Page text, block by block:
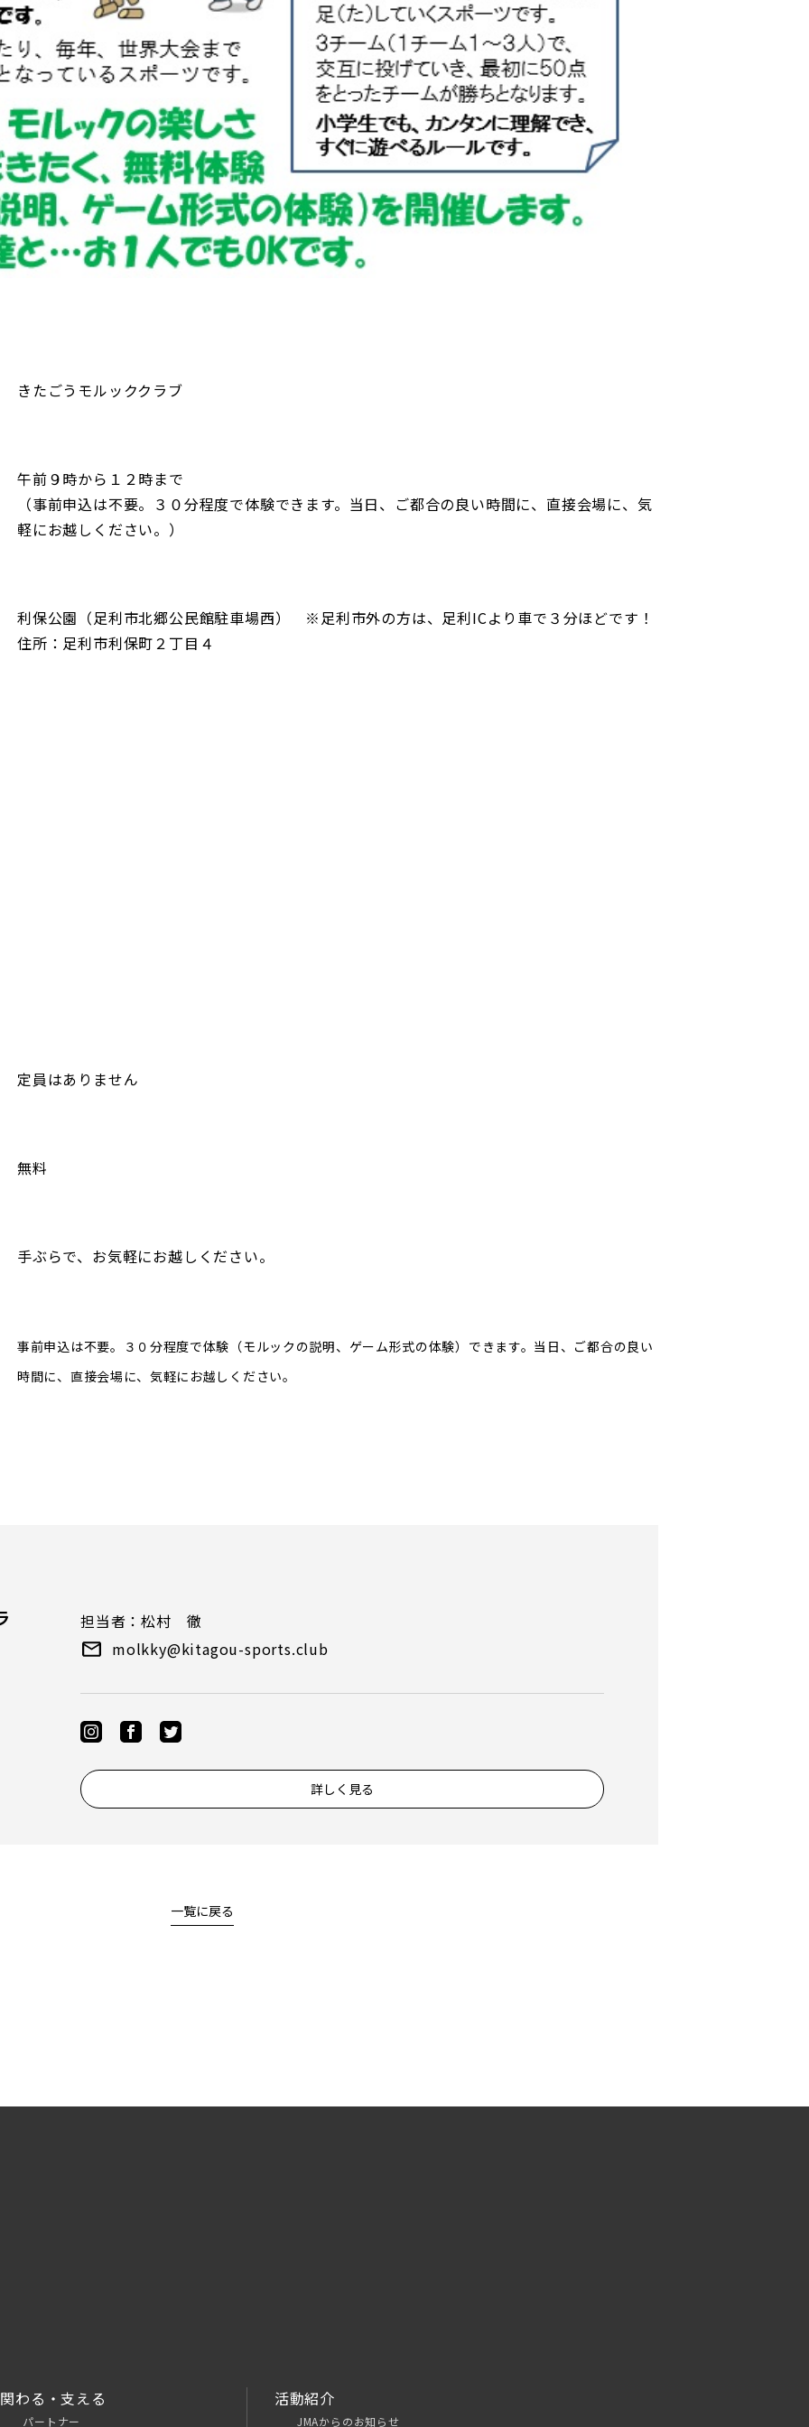
きたごうモルッククラブ
午前９時から１２時まで
（事前申込は不要。３０分程度で体験できます。当日、ご都合の良い時間に、直接会場に、気
軽にお越しください。）
利保公園（足利市北郷公民館駐車場西） ※足利市外の方は、足利ICより車で３分ほどです！
住所：足利市利保町２丁目４
定員はありません
無料
手ぶらで、お気軽にお越しください。
事前申込は不要。３０分程度で体験（モルックの説明、ゲーム形式の体験）できます。当日、ご都合の良い
時間に、直接会場に、気軽にお越しください。
担当者：松村 徹
molkky@kitagou-sports.club
詳しく見る
一覧に戻る
関わる・支える
パートナー
活動紹介
JMAからのお知らせ